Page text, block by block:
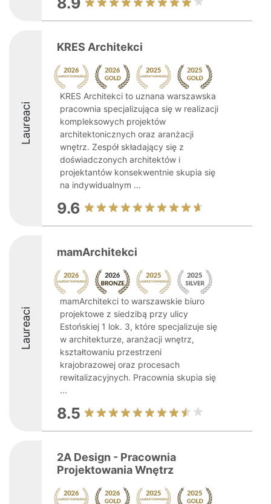
Laureaci
KRES Architekci
KRES Architekci to uznana warszawska
pracownia specjalizująca się w realizacji
kompleksowych projektów
architektonicznych oraz aranżacji
wnętrz. Zespół składający się z
doświadczonych architektów i
projektantów konsekwentnie skupia się
na indywidualnym ...
9.6
Laureaci
mamArchitekci
mamArchitekci to warszawskie biuro
projektowe z siedzibą przy ulicy
Estońskiej 1 lok. 3, które specjalizuje się
w architekturze, aranżacji wnętrz,
kształtowaniu przestrzeni
krajobrazowej oraz procesach
rewitalizacyjnych. Pracownia skupia się
...
8.5
2A Design - Pracownia
Projektowania Wnętrz